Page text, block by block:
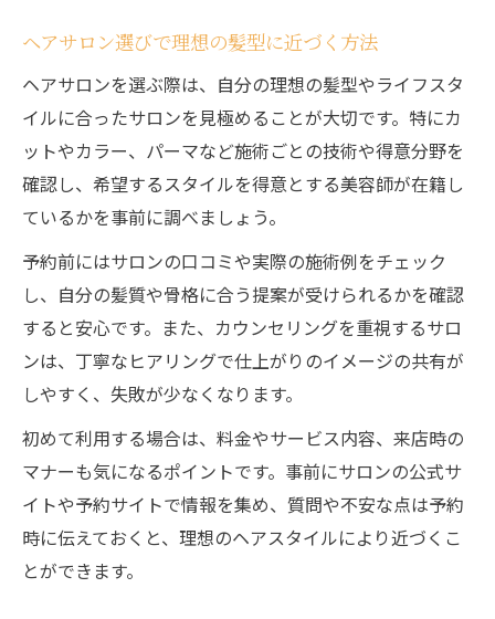
初めてでも安心なヘアサロン利用の流れ
ヘアサロン初利用でも安心のステップ解説
ヘアサロン初心者が知るべき利用方法の流
れ
ヘアサロンの予約から来店までのポイント
初めてのヘアサロン体験で気を付けること
ヘアサロン利用時のマナーとおすすめ行動
自分らしさを引き出すヘアサロン選びのコツ
ヘアサロン選びで自分らしい髪型を実現す
るコツ
自分に合ったヘアサロンの見極め方と活用
法
口コミ活用で失敗しないヘアサロン選びの
方法
ヘアサロン選択で理想の自分を叶えるポイ
ント
ヘアサロン選びで理想の髪型に近づく方法
ヘアサロンを選ぶ際は、自分の理想の髪型やライフスタ
イルに合ったサロンを見極めることが大切です。特にカ
ットやカラー、パーマなど施術ごとの技術や得意分野を
確認し、希望するスタイルを得意とする美容師が在籍し
ているかを事前に調べましょう。
予約前にはサロンの口コミや実際の施術例をチェック
し、自分の髪質や骨格に合う提案が受けられるかを確認
すると安心です。また、カウンセリングを重視するサロ
ンは、丁寧なヒアリングで仕上がりのイメージの共有が
しやすく、失敗が少なくなります。
初めて利用する場合は、料金やサービス内容、来店時の
マナーも気になるポイントです。事前にサロンの公式サ
イトや予約サイトで情報を集め、質問や不安な点は予約
時に伝えておくと、理想のヘアスタイルにより近づくこ
とができます。